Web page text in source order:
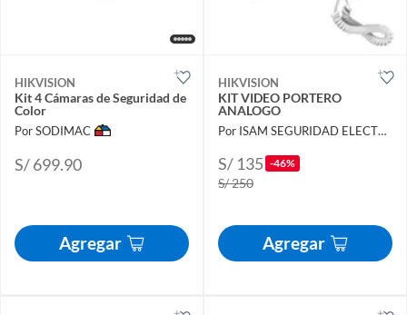
HIKVISION
Kit 4 Cámaras de Seguridad de
Color
Por SODIMAC
S/ 699.90
Agregar
HIKVISION
KIT VIDEO PORTERO
ANALOGO
Por ISAM SEGURIDAD ELECTRÓNICA
S/ 135 -46%
S/ 250
Agregar